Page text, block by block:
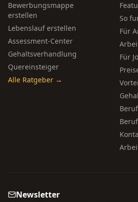
Bewerbungsmappe
erstellen
Lebenslauf erstellen
Assessment-Center
Gehaltsverhandlung
Quereinsteiger
Alle Ratgeber →
So
Für
Für
Newsletter